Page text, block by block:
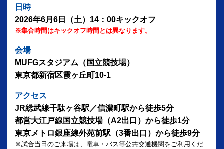
日時
2026年6月6日（土）14：00キックオフ
※集合時間はキックオフ時間とは異なります。
会場
MUFGスタジアム（国立競技場）
東京都新宿区霞ヶ丘町10-1
アクセス
JR総武線千駄ヶ谷駅／信濃町駅から徒歩5分
都営大江戸線国立競技場（A2出口）から徒歩1分
東京メトロ銀座線外苑前駅（3番出口）から徒歩9分
※試合当日のご来場は、電車・バス等公共交通機関をご利用くだ